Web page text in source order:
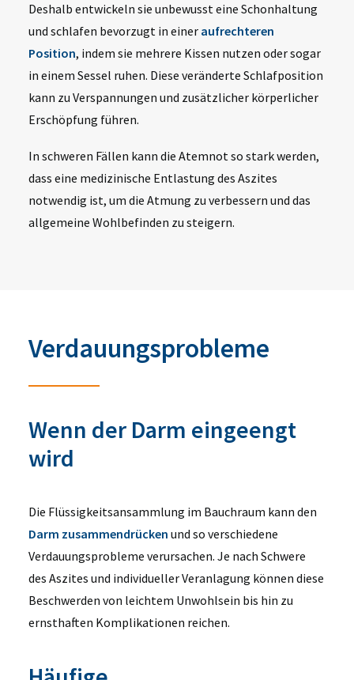
Deshalb entwickeln sie unbewusst eine Schonhaltung
und schlafen bevorzugt in einer aufrechteren
Position, indem sie mehrere Kissen nutzen oder sogar
in einem Sessel ruhen. Diese veränderte Schlafposition
kann zu Verspannungen und zusätzlicher körperlicher
Erschöpfung führen.
In schweren Fällen kann die Atemnot so stark werden,
dass eine medizinische Entlastung des Aszites
notwendig ist, um die Atmung zu verbessern und das
allgemeine Wohlbefinden zu steigern.
Verdauungsprobleme
Wenn der Darm eingeengt
wird
Die Flüssigkeitsansammlung im Bauchraum kann den
Darm zusammendrücken und so verschiedene
Verdauungsprobleme verursachen. Je nach Schwere
des Aszites und individueller Veranlagung können diese
Beschwerden von leichtem Unwohlsein bis hin zu
ernsthaften Komplikationen reichen.